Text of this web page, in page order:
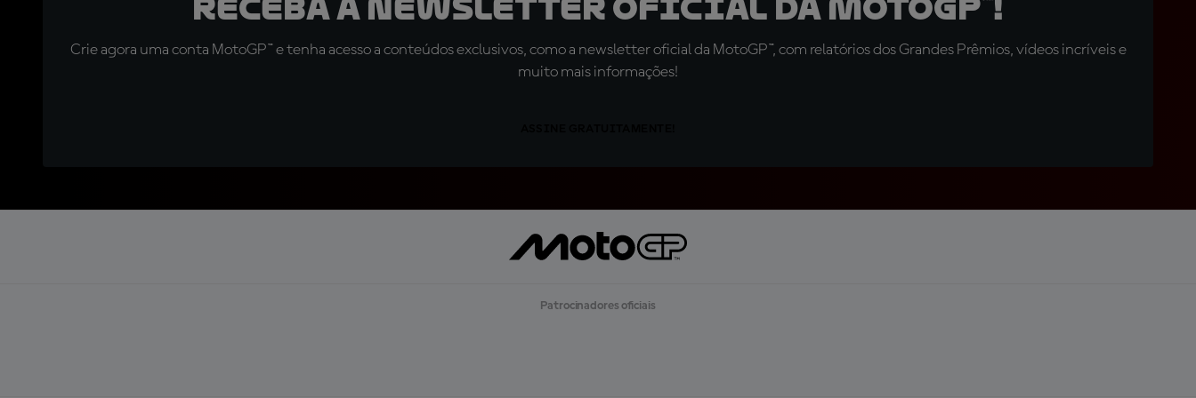
Receba a newsletter oficial da MotoGP™!
Crie agora uma conta MotoGP™ e tenha acesso a conteúdos exclusivos, como a newsletter oficial da MotoGP™, com relatórios dos Grandes Prêmios, vídeos incríveis e
muito mais informações!
Patrocinadores oficiais